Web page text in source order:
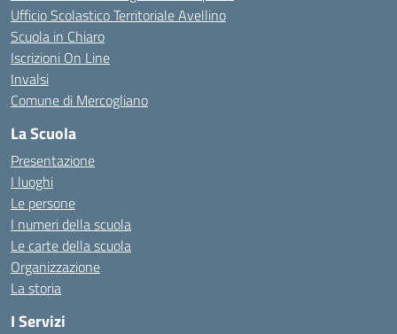
Ufficio Scolastico Territoriale Avellino
Scuola in Chiaro
Iscrizioni On Line
Invalsi
Comune di Mercogliano
La Scuola
Presentazione
I luoghi
Le persone
I numeri della scuola
Le carte della scuola
Organizzazione
La storia
I Servizi